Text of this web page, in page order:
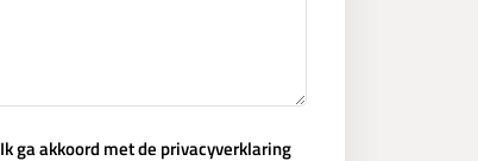
Ik ga akkoord met de privacyverklaring